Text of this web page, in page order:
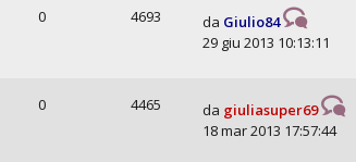
0 4693 da Giulio84
29 giu 2013 10:13:11
0 4465 da giuliasuper69
18 mar 2013 17:57:44